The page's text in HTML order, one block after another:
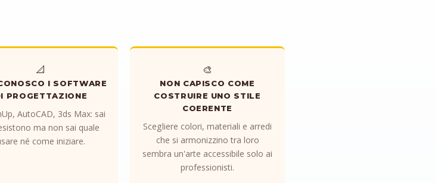
📐
I SOFTWARE
PROGETTAZIONE
AutoCAD, 3ds Max: sai
ma non sai quale
né come iniziare.
🎨
NON CAPISCO COME
COSTRUIRE UNO STILE
COERENTE
Scegliere colori, materiali e arredi
che si armonizzino tra loro
sembra un'arte accessibile solo ai
professionisti.